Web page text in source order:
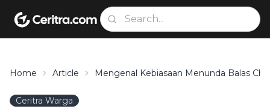
Home Article Mengenal Kebiasaan Menunda Balas
Ceritra Warga